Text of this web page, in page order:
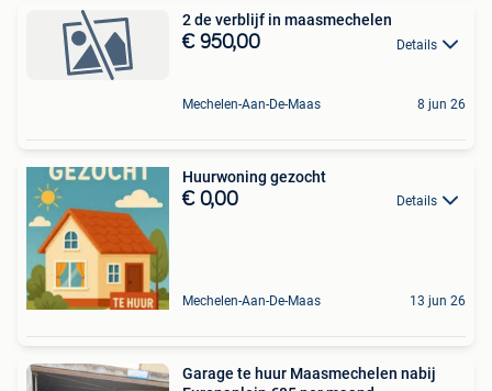
2 de verblijf in maasmechelen
€ 950,00 Details
Mechelen-Aan-De-Maas 8 jun 26
Huurwoning gezocht
€ 0,00 Details
Mechelen-Aan-De-Maas 13 jun 26
Garage te huur Maasmechelen nabij